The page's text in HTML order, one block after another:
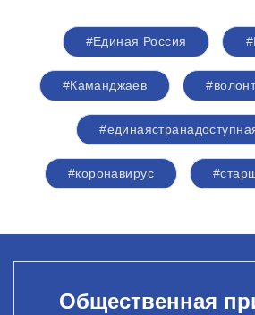
#Единая Россия
#Каманджаев
#коронавирус
Общественная